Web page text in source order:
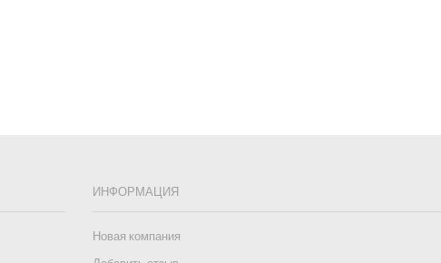
ИНФОРМАЦИЯ
Новая компания